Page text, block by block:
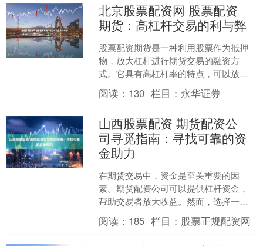
北京股票配资网 股票配资
期货：高杠杆交易的利与弊
股票配资期货是一种利用股票作为抵押
物，放大杠杆进行期货交易的融资方
式。它具有高杠杆率的特点，可以放大
收益北京股票配资网，但同时也伴随着
较高的风险。 选择持有正规....
阅读： 130 栏目： 永华证券
山西股票配资 期货配资公
司寻觅指南：寻找可靠的资
金助力
在期货交易中，资金是至关重要的因
素。期货配资公司可以提供杠杆资金，
帮助交易者放大收益。然而，选择一家
可靠的配资公司至关重要，以确保资金
安全和交易顺利。 * **....
阅读： 185 栏目： 股票正规配资网